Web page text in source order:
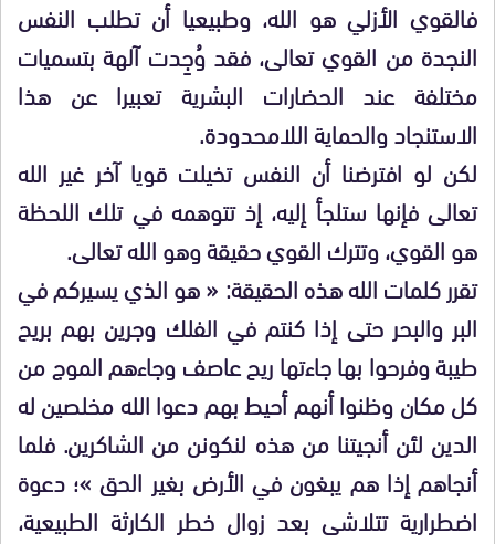
فالقوي الأزلي هو الله، وطبيعيا أن تطلب النفس
النجدة من القوي تعالى، فقد وُجِدت آلهة بتسميات
مختلفة عند الحضارات البشرية تعبيرا عن هذا
الاستنجاد والحماية اللامحدودة.
لكن لو افترضنا أن النفس تخيلت قويا آخر غير الله
تعالى فإنها ستلجأ إليه، إذ تتوهمه في تلك اللحظة
هو القوي، وتترك القوي حقيقة وهو الله تعالى.
تقرر كلمات الله هذه الحقيقة: « هو الذي يسيركم في
البر والبحر حتى إذا كنتم في الفلك وجرين بهم بريح
طيبة وفرحوا بها جاءتها ريح عاصف وجاءهم الموج من
كل مكان وظنوا أنهم أحيط بهم دعوا الله مخلصين له
الدين لئن أنجيتنا من هذه لنكونن من الشاكرين. فلما
أنجاهم إذا هم يبغون في الأرض بغير الحق »؛ دعوة
اضطرارية تتلاشى بعد زوال خطر الكارثة الطبيعية،